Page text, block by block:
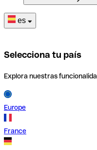
es
Selecciona tu país
Explora nuestras
Europe
France